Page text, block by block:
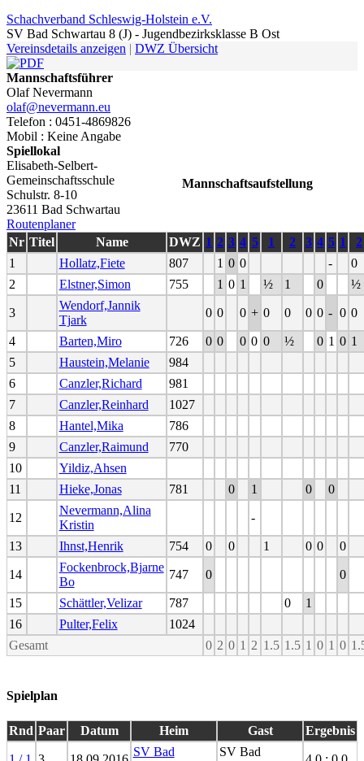
Schachverband Schleswig-Holstein e.V.
SV Bad Schwartau 8 (J) - Jugendbezirksklasse B Ost
Vereinsdetails anzeigen | DWZ Übersicht
Mannschaftsführer
Olaf Nevermann
olaf@nevermann.eu
Telefon : 0451-4869826
Mobil : Keine Angabe
Spiellokal
Elisabeth-Selbert-
Gemeinschaftsschule
Schulstr. 8-10
23611 Bad Schwartau
Routenplaner
Mannschaftsaufstellung
Nr Titel Name DWZ 1 2 3 4 5 1 2 3 4 5 1
2
1
Hollatz,Fiete 807 1 0 0 -
0
2
Elstner,Simon 755 1 0 1 ½ 1 0 ½
3
Wendorf,Jannik
Tjark
0 0 0 + 0 0 0 0 - 0 0
4 Barten,Miro 726 0 0 0 0 0 ½ 0 1 0 1
5
Haustein,Melanie
984
6
Canzler,Richard
981
7
Canzler,Reinhard
1027
8
Hantel,Mika
786
9
Canzler,Raimund
770
10
Yildiz,Ahsen
11
Hieke,Jonas 781 0 1 0 0
12
Nevermann,Alina
Kristin
-
13 Ihnst,Henrik 754 0 0 1 0 0 0
14
Fockenbrock,Bjarne
Bo
747 0 0
15 Schättler,Velizar 787 0
1
16
Pulter,Felix
1024
Gesamt
0 2 0 1 2 1.5 1.5 1 0 1 0
Spielplan
Rnd Paar Datum Heim Gast Ergebnis
SV Bad
SV Bad